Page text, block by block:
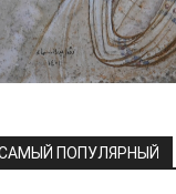
ПОПУЛЯРНЫЙ